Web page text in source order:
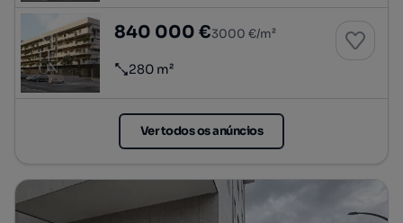
Loja no Edifício Oporto Metropolitano junto à
840 000 €3000 €/m²
Preço por metro quadrado
280 m²
Ver todos os anúncios